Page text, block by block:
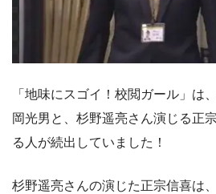
「地味にスゴイ！校閲ガール」は
岡光男と、杉野遥亮さん演じる正
る人が続出していました！
杉野遥亮さんの演じた正宗信喜は